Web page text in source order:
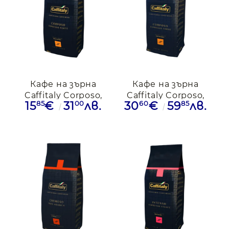
Кафе на зърна
Caffitaly Corposo,
0.500кг.
1585€ 31 00лв.
Кафе на зърна
Caffitaly Corposo,
1кг.
3060€ 5985лв.